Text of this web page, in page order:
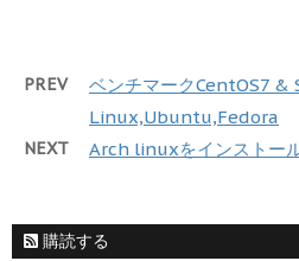
PREV
ベンチマークCentOS7
Linux,Ubuntu,Fedora
NEXT Arch linuxをインストー
購読する